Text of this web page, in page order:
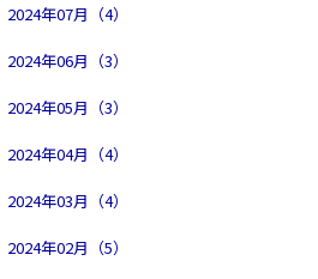
2024年07月（4）
2024年06月（3）
2024年05月（3）
2024年04月（4）
2024年03月（4）
2024年02月（5）